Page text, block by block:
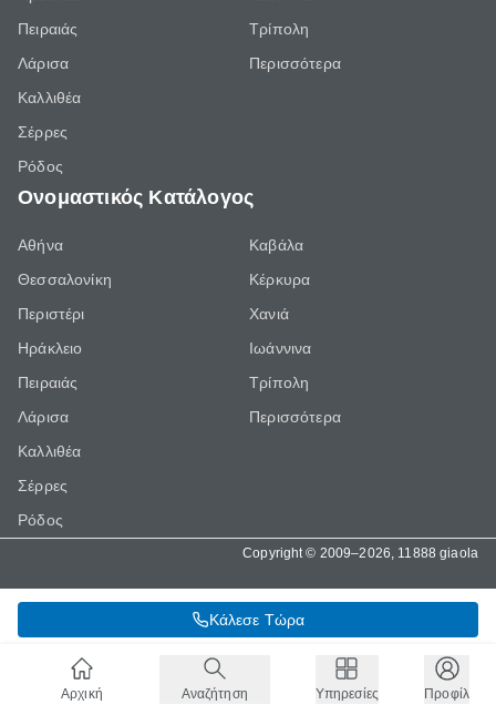
Κάλεσε Τώρα
Πειραιάς
Λάρισα
Καλλιθέα
Σέρρες
Ρόδος
Τρίπολη
Περισσότερα
Ονομαστικός Κατάλογος
Αθήνα
Θεσσαλονίκη
Περιστέρι
Ηράκλειο
Πειραιάς
Λάρισα
Καλλιθέα
Σέρρες
Ρόδος
Καβάλα
Κέρκυρα
Χανιά
Ιωάννινα
Τρίπολη
Περισσότερα
Copyright © 2009–2026, 11888 giaola
Αρχική Αναζήτηση Υπηρεσίες Προφίλ